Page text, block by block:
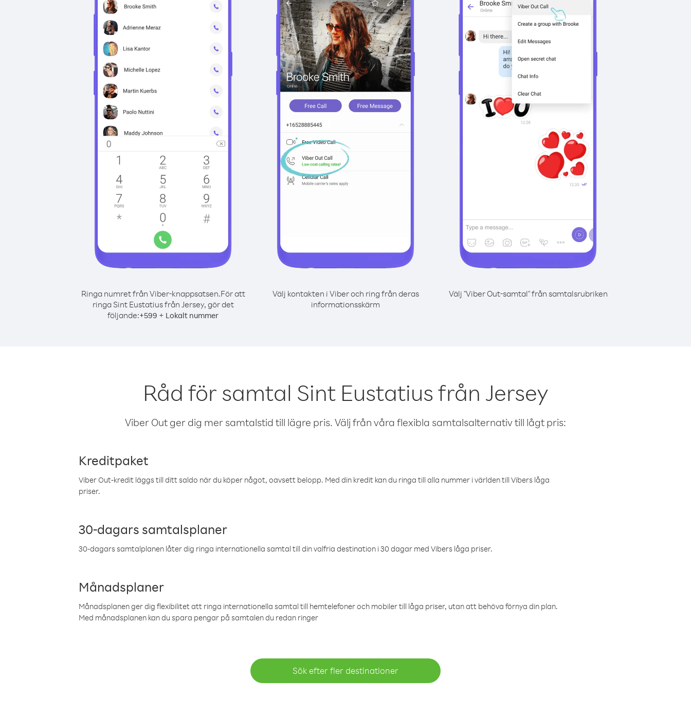
Ringa numret från Viber-knappsatsen.För att
ringa Sint Eustatius från Jersey, gör det
följande:+599 + Lokalt nummer
Välj kontakten i Viber och ring från deras
informationsskärm
Välj "Viber Out-samtal" från samtalsrubriken
Råd för samtal Sint Eustatius från Jersey
Viber Out ger dig mer samtalstid till lägre pris. Välj från våra flexibla samtalsalternativ till lågt pris:
Kreditpaket
Viber Out-kredit läggs till ditt saldo när du köper något, oavsett belopp. Med din kredit kan du ringa till alla nummer i världen till Vibers låga
priser.
30-dagars samtalsplaner
30-dagars samtalplanen låter dig ringa internationella samtal till din valfria destination i 30 dagar med Vibers låga priser.
Månadsplaner
Månadsplanen ger dig flexibilitet att ringa internationella samtal till hemtelefoner och mobiler till låga priser, utan att behöva förnya din plan.
Med månadsplanen kan du spara pengar på samtalen du redan ringer
Sök efter fler destinationer